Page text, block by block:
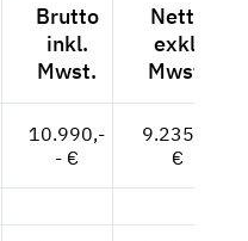
Brutto
inkl.
Mwst.
Netto
exkl.
Mwst.
10.990,-
- €
9.235,--
€